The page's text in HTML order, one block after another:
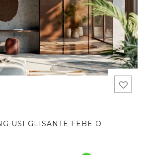
USI GLISANTE FEBE O